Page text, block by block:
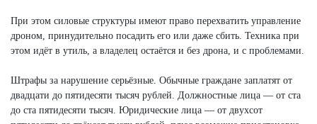
При этом силовые структуры имеют право перехватить управление
дроном, принудительно посадить его или даже сбить. Техника при
этом идёт в утиль, а владелец остаётся и без дрона, и с проблемами.
Штрафы за нарушение серьёзные. Обычные граждане заплатят от
двадцати до пятидесяти тысяч рублей. Должностные лица — от ста
до ста пятидесяти тысяч. Юридические лица — от двухсот